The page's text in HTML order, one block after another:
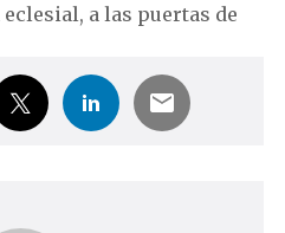
a las puertas de